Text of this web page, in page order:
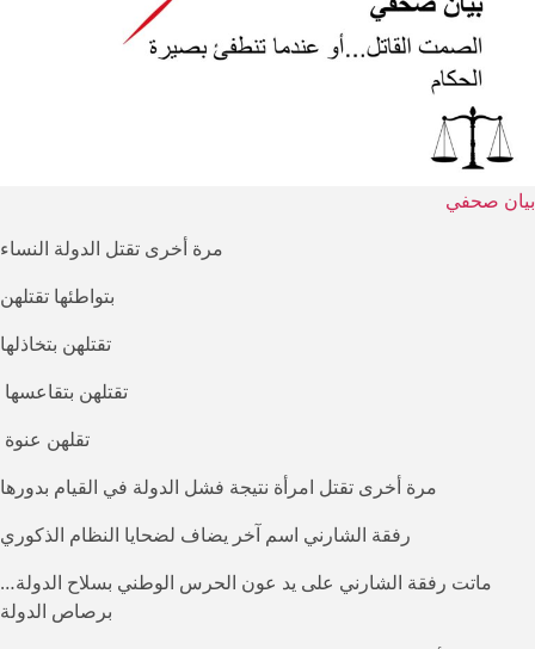
القاتل…
أو
تنطفئ
بصيرة
الحكام
بيان صحفي
بتواطئها تقتلهن
مرة أخرى تقتل امرأة نتيجة فشل الدولة في القيام بدورها
رفقة الشارني اسم آخر يضاف لضحايا النظام الذكوري
ماتت رفقة الشارني على يد عون الحرس الوطني بسلاح الدولة…
برصاص الدولة